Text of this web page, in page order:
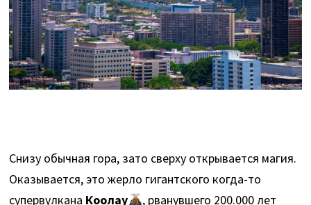
Снизу обычная гора, зато сверху открывается магия.
Оказывается, это жерло гигантского когда-то
супервулкана Коолау
, рванувшего 200.000 лет